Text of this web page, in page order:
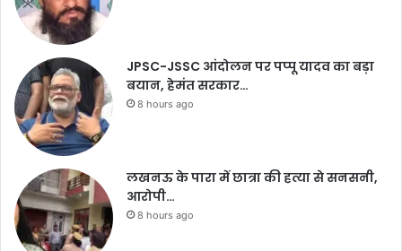
JPSC-JSSC आंदोलन पर पप्पू यादव का बड़ा
बयान, हेमंत सरकार…
8 hours ago
लखनऊ के पारा में छात्रा की हत्या से सनसनी,
आरोपी…
8 hours ago